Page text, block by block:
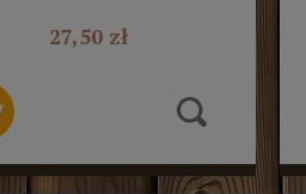
27,50 zł